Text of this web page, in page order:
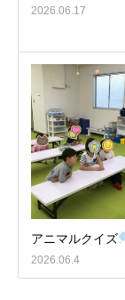
2026.06.17
アニマルクイズ
2026.06.4